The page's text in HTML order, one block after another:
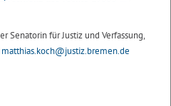
Senatorin für Justiz und Verfassung,
matthias.koch@justiz.bremen.de